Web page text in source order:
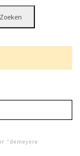
Zoeken
“demeyere